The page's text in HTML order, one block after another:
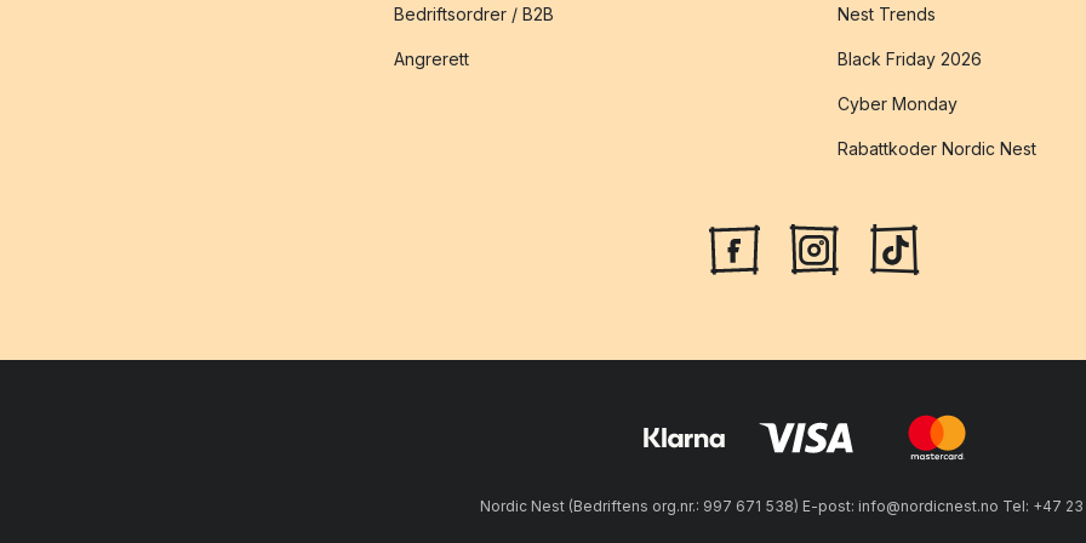
Bedriftsordrer / B2B
Angrerett
Nest Trends
Black Friday 2026
Cyber Monday
Rabattkoder Nordic Nest
Nordic Nest (Bedriftens org.nr.: 997 671 538) E-post: info@nordicnest.no Tel: +47